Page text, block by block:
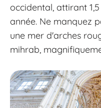
occidental, attirant
année. Ne manquez
une mer d'arches
mihrab,